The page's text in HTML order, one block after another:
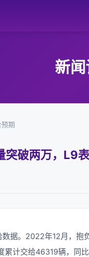
新
期
突破两万，L9
据。2022年12月，抱
累计交给46319辆，同